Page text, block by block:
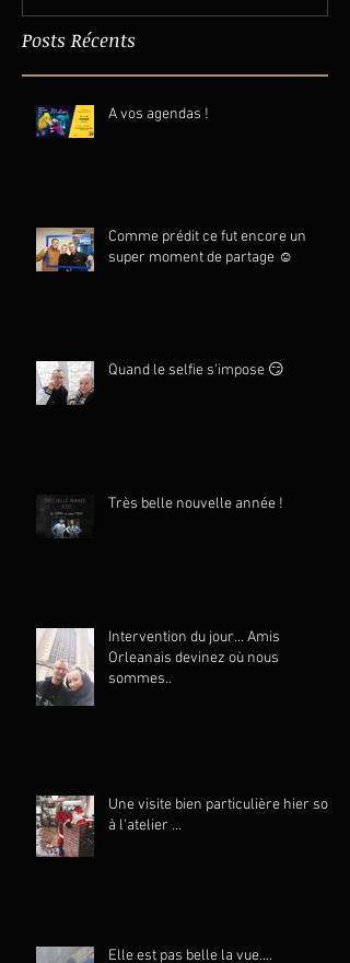
Posts Récents
A vos agendas !
Comme prédit ce fut encore un
super moment de partage ☺️
Quand le selfie s'impose 😏
Très belle nouvelle année !
Intervention du jour... Amis
Orleanais devinez où nous
sommes..
Une visite bien particulière hier soir
à l'atelier ...
Elle est pas belle la vue....